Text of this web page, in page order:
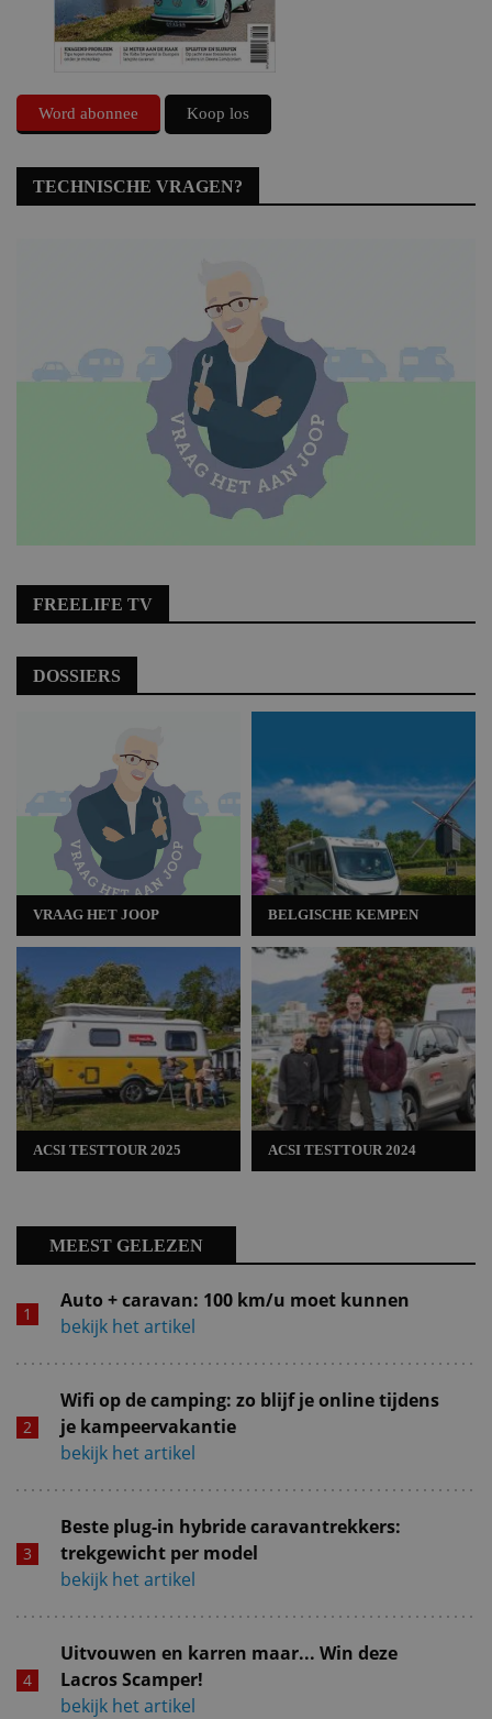
Word abonnee Koop los
TECHNISCHE VRAGEN?
FREELIFE TV
DOSSIERS
VRAAG HET JOOP
ACSI TESTTOUR 2025
BELGISCHE KEMPEN
ACSI TESTTOUR 2024
MEEST GELEZEN
Auto + caravan: 100 km/u moet kunnen
bekijk het artikel
Wifi op de camping: zo blijf je online tijdens
je kampeervakantie
bekijk het artikel
Beste plug-in hybride caravantrekkers:
trekgewicht per model
bekijk het artikel
Uitvouwen en karren maar... Win deze
Lacros Scamper!
bekijk het artikel